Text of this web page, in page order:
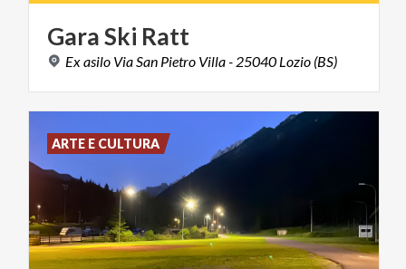
GaraSki Ratt
Exasilo ViaSan Pietro Villa- 25040 Lozio (BS)
ARTE E CULTURA